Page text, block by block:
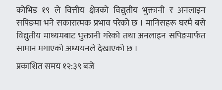
कोभिड १९ ले वित्तीय क्षेत्रको विद्युतीय भुक्तानी र अनलाइन
सपिङमा भने सकारात्मक प्रभाव परेको छ । मानिसहरू घरमै बसे
विद्युतीय माध्यमबाट भुक्तानी गरेको तथा अनलाइन सपिङमार्फत
सामान मगाएको अध्ययनले देखाएको छ ।
प्रकाशित समय १२:३९ बजे